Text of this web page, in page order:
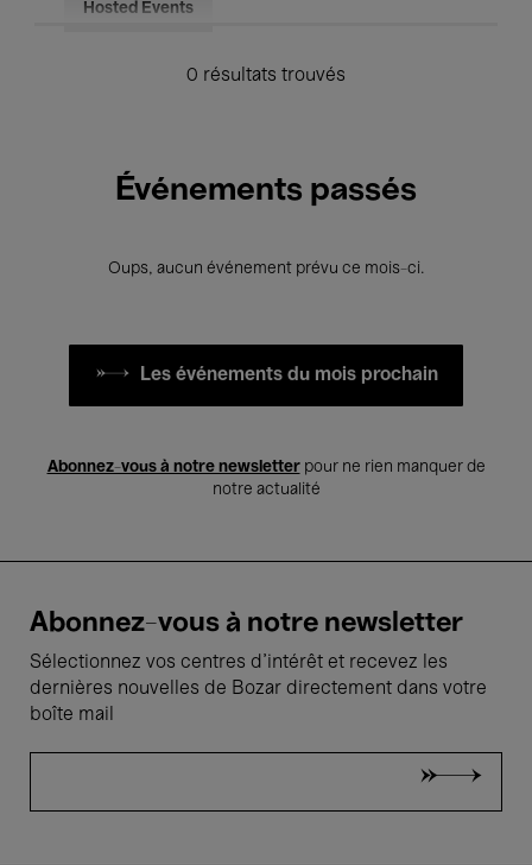
Hosted Events
0 résultats trouvés
Événements passés
Oups, aucun événement prévu ce mois-ci.
Les événements du mois prochain
Abonnez-vous à notre newsletterpour ne rien manquer de
notre actualité
Abonnez-vous à notre newsletter
Sélectionnez vos centres d'intérêt et recevez les
dernières nouvelles de Bozar directement dans votre
boîte mail